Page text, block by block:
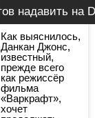
надавить на
Как выяснилось,
Данкан Джонс,
известный,
прежде всего
как режиссёр
фильма
«Варкрафт»,
хочет